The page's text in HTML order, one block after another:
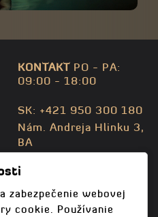
KONTAKTPO - PA:
09:00 - 18:00
SK: +421 950 300 180
Nám. Andreja Hlinku 3,
BA
info@bodhispa.sk
info@bodhi.cz
zabezpečenie webovej
cookie. Používanie